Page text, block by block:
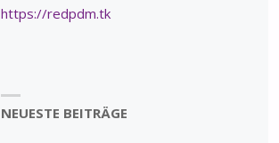
https://redpdm.tk
NEUESTE BEITRÄGE